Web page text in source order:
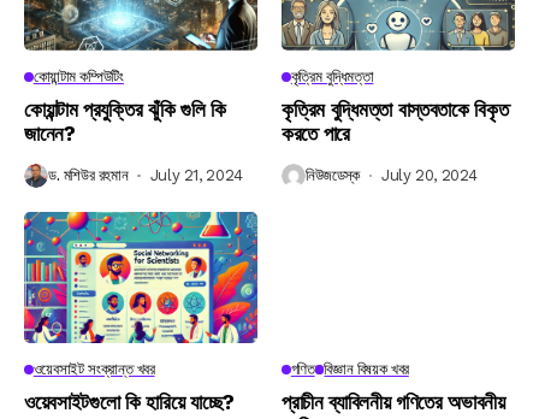
কোয়ান্টাম কম্পিউটিং
কোয়ান্টাম প্রযুক্তির ঝুঁকি গুলি কি
জানেন?
ড. মশিউর রহমান July 21, 2024
কৃত্রিম বুদ্ধিমত্তা
কৃত্রিম বুদ্ধিমত্তা বাস্তবতাকে বিকৃত
করতে পারে
নিউজডেস্ক July 20, 2024
ওয়েবসাইট সংক্রান্ত খবর
ওয়েবসাইটগুলো কি হারিয়ে যাচ্ছে?
গণিত বিজ্ঞান বিষয়ক খবর
প্রাচীন ব্যাবিলনীয় গণিতের অভাবনীয়